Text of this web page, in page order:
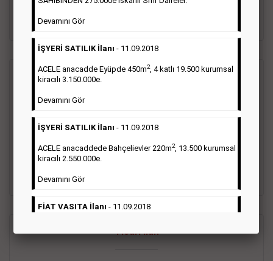
Detaylı Bilgi & İlan Örnekleri
Vasıta İlanı
Sarı sayfa ilanlar alım- satım, duyuru, mini reklam şeklinde
ifade edilebilen ilanlardır. Gazetelerin tirajını önemli ölçüde
etkilerler ve gazete gelirlerinin de önemli bir bölümünü
oluştururlar.Sabah sarı sayfa eleman ilanlarında 6 kelime
sayısı şartı aranmamaktadır.
Detaylı Bilgi & İlan Örnekleri
Ticari İlan
Devamını Gör
İŞYERİ SATILIK İlanı - 11.09.2018
ACELE anacadde Eyüpde 450m2, 4 katlı 19.500 kurumsal
kiracılı 3.150.000e.
Devamını Gör
İŞYERİ SATILIK İlanı - 11.09.2018
ACELE anacaddede Bahçelievler 220m2, 13.500 kurumsal
kiracılı 2.550.000e.
Devamını Gör
FİAT VASITA İlanı - 11.09.2018
2.800.000e kurumsal mağaza.